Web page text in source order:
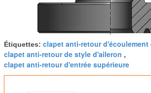
Étiquettes: clapet anti-retour d'écoulement
clapet anti-retour de style d'aileron ,
clapet anti-retour d'entrée supérieure